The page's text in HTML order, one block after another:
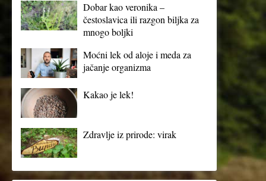
Dobar kao veronika –
čestoslavica ili razgon biljka za
mnogo boljki
Moćni lek od aloje i meda za
jačanje organizma
Kakao je lek!
Zdravlje iz prirode: virak